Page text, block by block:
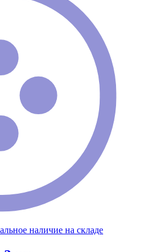
наличие на складе